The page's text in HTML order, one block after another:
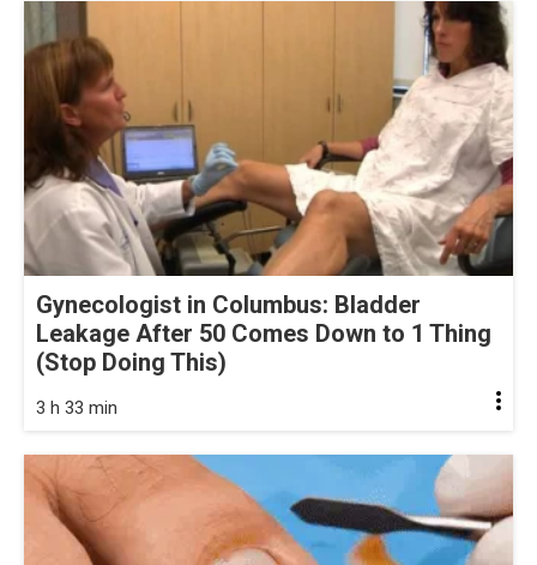
Gynecologist in Columbus: Bladder
Leakage After 50 Comes Down to 1 Thing
(Stop Doing This)
3 h 33 min